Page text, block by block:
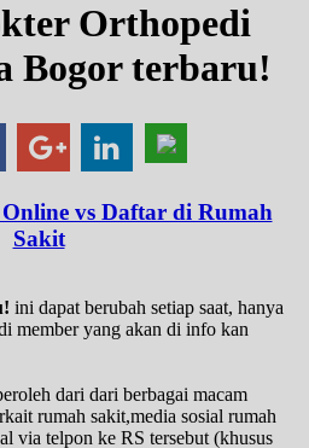
Orthopedi
Bogor terbaru!
vs Daftar di Rumah
Sakit
ini dapat berubah setiap saat, hanya
member yang akan di info kan
dari dari berbagai macam
rumah sakit,media sosial rumah
via telpon ke RS tersebut (khusus